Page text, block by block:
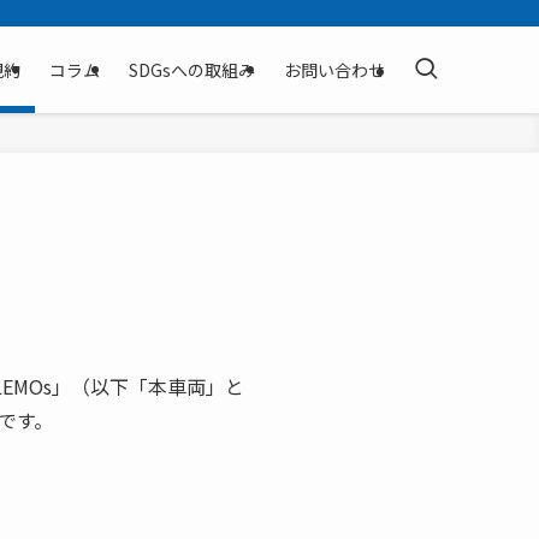
約 コラム SDGsへの取組み お問い合わせ
」（以下「本車両」と
。